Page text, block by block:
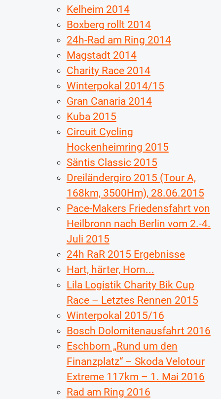
Kelheim 2014
Boxberg rollt 2014
24h-Rad am Ring 2014
Magstadt 2014
Charity Race 2014
Winterpokal 2014/15
Gran Canaria 2014
Kuba 2015
Circuit Cycling
Hockenheimring 2015
Säntis Classic 2015
Dreiländergiro 2015 (Tour A,
168km, 3500Hm), 28.06.2015
Pace-Makers Friedensfahrt von
Heilbronn nach Berlin vom 2.-4.
Juli 2015
24h RaR 2015 Ergebnisse
Hart, härter, Horn...
Lila Logistik Charity Bik Cup
Race – Letztes Rennen 2015
Winterpokal 2015/16
Bosch Dolomitenausfahrt 2016
Eschborn „Rund um den
Finanzplatz“ – Skoda Velotour
Extreme 117km – 1. Mai 2016
Rad am Ring 2016